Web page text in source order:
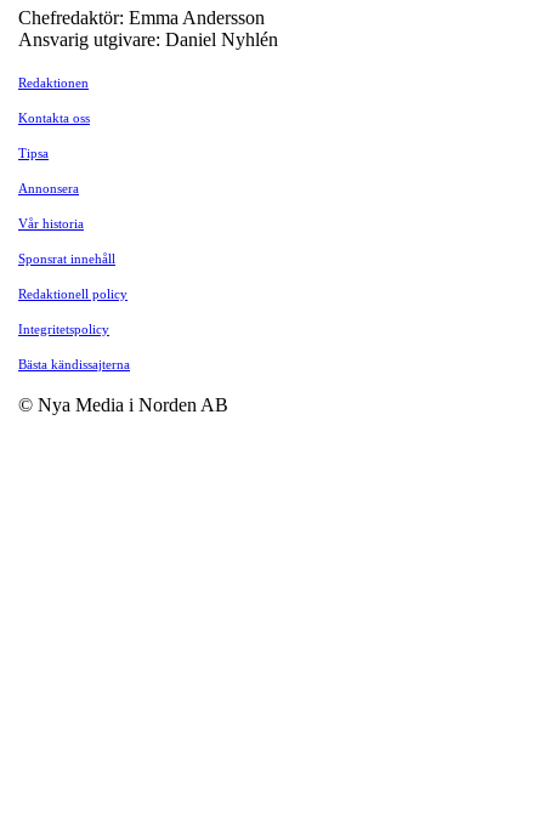
Chefredaktör: Emma Andersson
Ansvarig utgivare: Daniel Nyhlén
Redaktionen
Kontakta oss
Tipsa
Annonsera
Vår historia
Sponsrat innehåll
Redaktionell policy
Integritetspolicy
Bästa kändissajterna
© Nya Media i Norden AB